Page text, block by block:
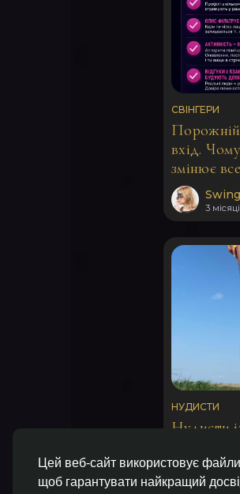
Цей веб-сайт використовує
щоб гарантувати найкращий
СВІНГЕРИ
вхід.
змінює все
3
НУДИСТИ
Нудисти
3